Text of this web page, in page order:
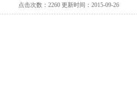
点击次数：2260 更新时间：2015-09-26